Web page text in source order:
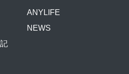
ANYLIFE
NEWS